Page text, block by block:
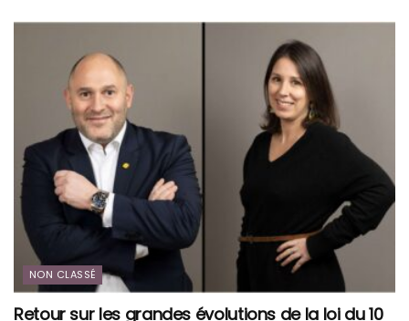
NON CLASSÉ
Retour sur les grandes évolutions de la loi du 10